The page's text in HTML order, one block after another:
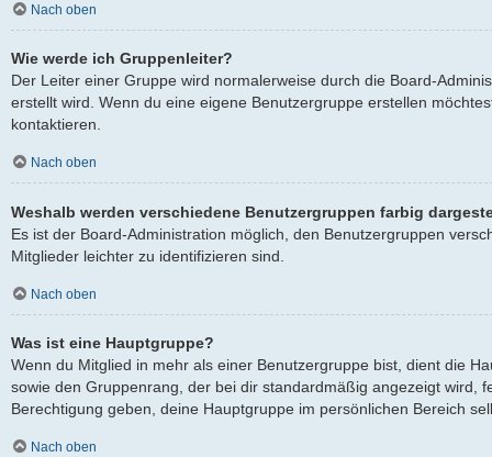
Nach oben
Wie werde ich Gruppenleiter?
Der Leiter einer Gruppe wird normalerweise durch die Board-
erstellt wird. Wenn du eine eigene Benutzergruppe erstellen
kontaktieren.
Nach oben
Weshalb werden verschiedene Benutzergruppen farbig
Es ist der Board-Administration möglich, den Benutzergruppen
Mitglieder leichter zu identifizieren sind.
Nach oben
Was ist eine Hauptgruppe?
Wenn du Mitglied in mehr als einer Benutzergruppe bist, dient die
sowie den Gruppenrang, der bei dir standardmäßig angezeigt wird,
Berechtigung geben, deine Hauptgruppe im persönlichen Bereich
Nach oben